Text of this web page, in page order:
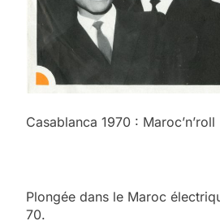
Casablanca 1970 : Maroc’n’roll
Plongée dans le Maroc
70.